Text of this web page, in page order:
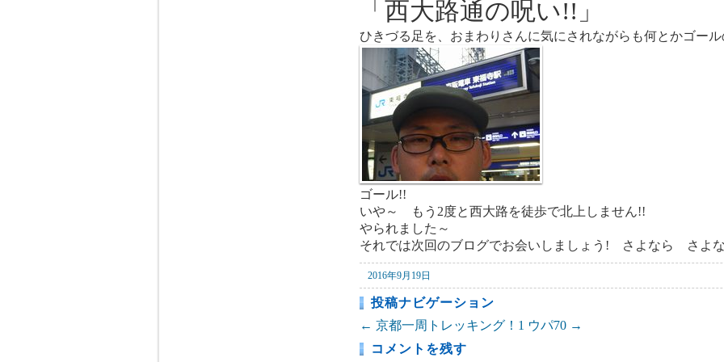
「西大路通の呪い!!」
ひきづる足を、おまわりさんに気にされながらも何とかゴー
ゴール!!
いや～ もう2度と西大路を徒歩で北上しません!!
やられました～
それでは次回のブログでお会いしましょう! さよなら さよ
2016年9月19日
投稿ナビゲーション
← 京都一周トレッキング！1 ウパ70 →
コメントを残す